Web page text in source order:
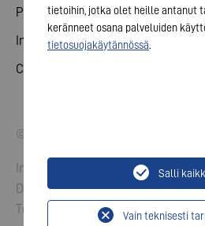
Publications
Investor contact
Corporate governance
© 2026 VARTA AG. All rights
Imprint
Data Protection
Terms and Conditions
tietoihin, jotka olet heille antanut
keränneet osana palveluiden
tietosuojakäytännössä.
Vain teknisesti
Salli